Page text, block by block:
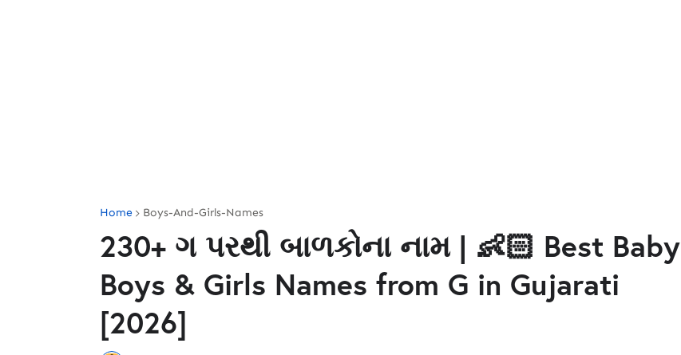
Home Boys-And-Girls-Names
230+ ગ પરથી બાળકોના નામ | 👶🏻 Best Baby
Boys & Girls Names from G in Gujarati
[2026]